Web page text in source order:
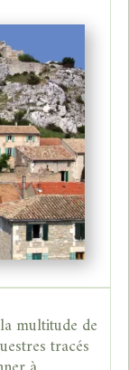
multitude de
tracés